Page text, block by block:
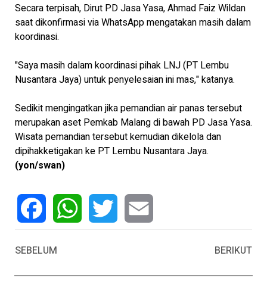
Secara terpisah, Dirut PD Jasa Yasa, Ahmad Faiz Wildan
saat dikonfirmasi via WhatsApp mengatakan masih dalam
koordinasi.
"Saya masih dalam koordinasi pihak LNJ (PT Lembu
Nusantara Jaya) untuk penyelesaian ini mas," katanya.
Sedikit mengingatkan jika pemandian air panas tersebut
merupakan aset Pemkab Malang di bawah PD Jasa Yasa.
Wisata pemandian tersebut kemudian dikelola dan
dipihakketigakan ke PT Lembu Nusantara Jaya.
(yon/swan)
SEBELUM
BERIKUT